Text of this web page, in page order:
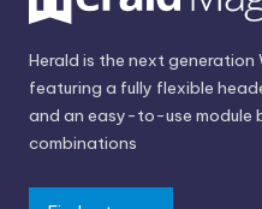
Herald is the next generation
featuring a fully flexible
and an easy-to-use module
combinations